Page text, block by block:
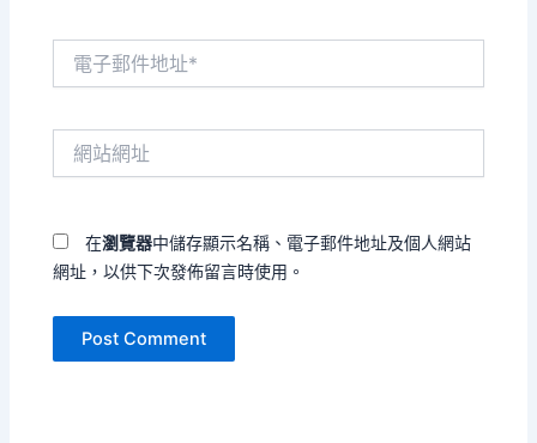
在瀏覽器中儲存顯示名稱、電子郵件地址及個人網站
網址，以供下次發佈留言時使用。